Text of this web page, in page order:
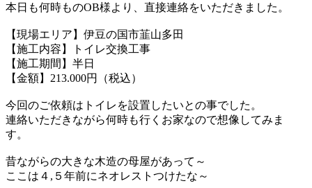
本日も何時ものOB様より、 直接連絡をいただきました。
【現場エリア】伊豆の国市韮山多田
【施工内容】トイレ交換工事
【施工期間】半日
【金額】213.000円（税込）
今回のご依頼はトイレを設置したいとの事でした。
連絡いただきながら何時も行くお家なので想像してみま
す。
昔ながらの大きな木造の母屋があって～
ここは４,５年前にネオレストつけたな～